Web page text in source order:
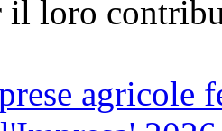
il loro